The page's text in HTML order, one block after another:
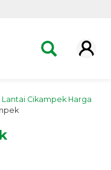
Cikampek Harga